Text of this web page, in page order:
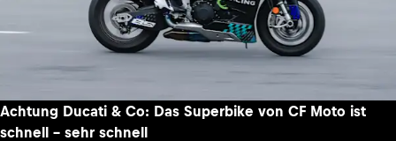
Achtung Ducati & Co: Das Superbike von CF Moto ist
schnell – sehr schnell